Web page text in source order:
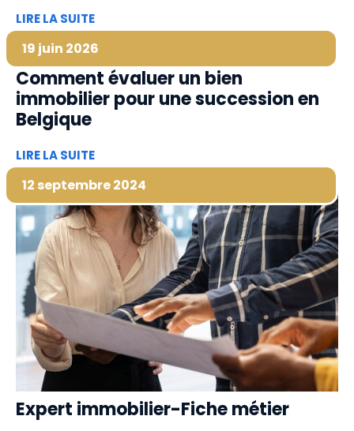
LIRE LA SUITE
19 juin 2026
Comment évaluer un bien
immobilier pour une succession en
Belgique
LIRE LA SUITE
12 septembre 2024
Expert immobilier-Fiche métier